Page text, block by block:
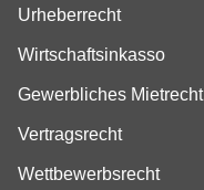
Urheberrecht
Wirtschaftsinkasso
Gewerbliches Mietrecht
Vertragsrecht
Wettbewerbsrecht